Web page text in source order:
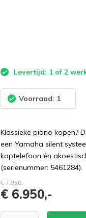
Levertijd: 1 of 2
Voorraad: 1
Klassieke piano kopen?
een Yamaha silent
koptelefoon én
(serienummer: 5461284).
€ 7.950,-
€ 6.950,-